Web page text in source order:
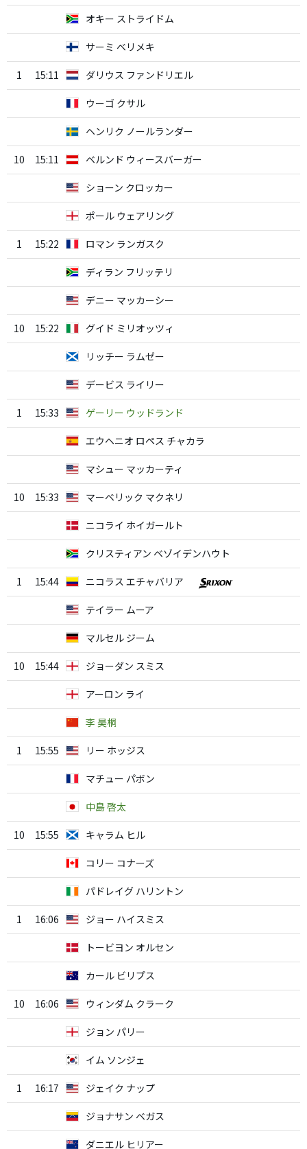
オキー ストライドム
サーミ ベリメキ
1 15:11 ダリウス ファンドリエル
ウーゴ クサル
ヘンリク ノールランダー
10 15:11 ベルンド ウィースバーガー
ショーン クロッカー
ポール ウェアリング
1 15:22 ロマン ランガスク
ディラン フリッテリ
デニー マッカーシー
10 15:22 グイド ミリオッツィ
リッチー ラムゼー
デービス ライリー
1 15:33 ゲーリー ウッドランド
エウヘニオ ロペス チャカラ
マシュー マッカーティ
10 15:33 マーベリック マクネリ
ニコライ ホイガールト
クリスティアン ベゾイデンハウト
1 15:44 ニコラス エチャバリア
テイラー ムーア
マルセル ジーム
10 15:44 ジョーダン スミス
アーロン ライ
李 昊桐
1 15:55 リー ホッジス
マチュー パボン
中島 啓太
10 15:55 キャラム ヒル
コリー コナーズ
パドレイグ ハリントン
1 16:06 ジョー ハイスミス
トービヨン オルセン
カール ビリプス
10 16:06 ウィンダム クラーク
ジョン パリー
イム ソンジェ
1 16:17 ジェイク ナップ
ジョナサン ベガス
ダニエル ヒリアー